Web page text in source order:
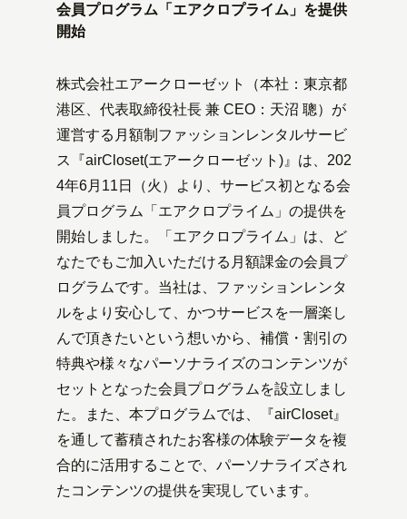
会員プログラム「エアクロプライム」を提供
開始
株式会社エアークローゼット（本社：東京都
港区、代表取締役社長 兼 CEO：天沼 聰）が
運営する月額制ファッションレンタルサービ
ス『airCloset(エアークローゼット)』は、202
4年6月11日（火）より、サービス初となる会
員プログラム「エアクロプライム」の提供を
開始しました。「エアクロプライム」は、ど
なたでもご加入いただける月額課金の会員プ
ログラムです。当社は、ファッションレンタ
ルをより安心して、かつサービスを一層楽し
んで頂きたいという想いから、補償・割引の
特典や様々なパーソナライズのコンテンツが
セットとなった会員プログラムを設立しまし
た。また、本プログラムでは、『airCloset』
を通して蓄積されたお客様の体験データを複
合的に活用することで、パーソナライズされ
たコンテンツの提供を実現しています。